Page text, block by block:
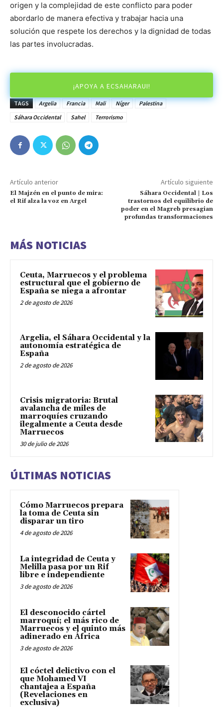
origen y la complejidad de este conflicto para poder
abordarlo de manera efectiva y trabajar hacia una
solución que respete los derechos y la dignidad de todas
las partes involucradas.
¡APOYA A ECSAHARAUI!
TAGS Argelia Francia Mali Níger
Palestina
Sáhara Occidental
Sahel Terrorismo
Artículo anterior
El Majzén en el punto de mira:
el Rif alza la voz en Argel
Artículo siguiente
Sáhara Occidental | Los
trastornos del equilibrio de
poder en el Magreb presagian
profundas transformaciones
MÁS NOTICIAS
Ceuta, Marruecos y el problema
estructural que el gobierno de
España se niega a afrontar
2 de agosto de 2026
Argelia, el Sáhara Occidental y la
autonomía estratégica de
España
2 de agosto de 2026
Crisis migratoria: Brutal
avalancha de miles de
marroquíes cruzando
ilegalmente a Ceuta desde
Marruecos
30 de julio de 2026
ÚLTIMAS NOTICIAS
Cómo Marruecos prepara
la toma de Ceuta sin
disparar un tiro
4 de agosto de 2026
La integridad de Ceuta y
Melilla pasa por un Rif
libre e independiente
3 de agosto de 2026
El desconocido cártel
marroquí; el más rico de
Marruecos y el quinto más
adinerado en África
3 de agosto de 2026
El cóctel delictivo con el
que Mohamed VI
chantajea a España
(Revelaciones en
exclusiva)